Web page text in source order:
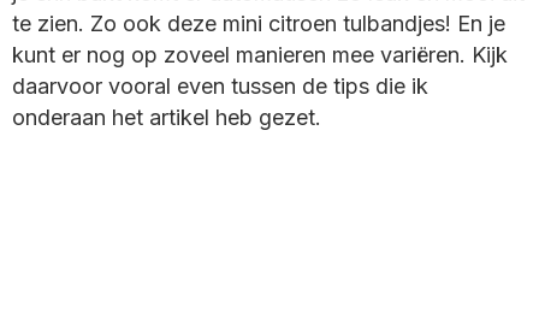
te zien. Zo ook deze mini citroen tulbandjes! En je
kunt er nog op zoveel manieren mee variëren. Kijk
daarvoor vooral even tussen de tips die ik
onderaan het artikel heb gezet.